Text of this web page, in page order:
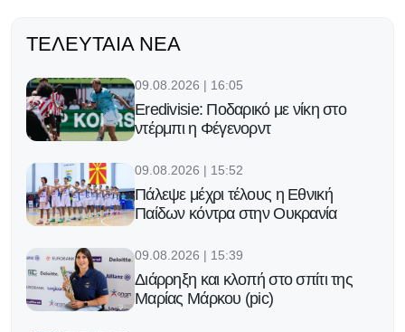
ΤΕΛΕΥΤΑΊΑ ΝΈΑ
09.08.2026 | 16:05
Eredivisie: Ποδαρικό με νίκη στο
ντέρμπι η Φέγενορντ
09.08.2026 | 15:52
Πάλεψε μέχρι τέλους η Εθνική
Παίδων κόντρα στην Ουκρανία
09.08.2026 | 15:39
Διάρρηξη και κλοπή στο σπίτι της
Μαρίας Μάρκου (pic)